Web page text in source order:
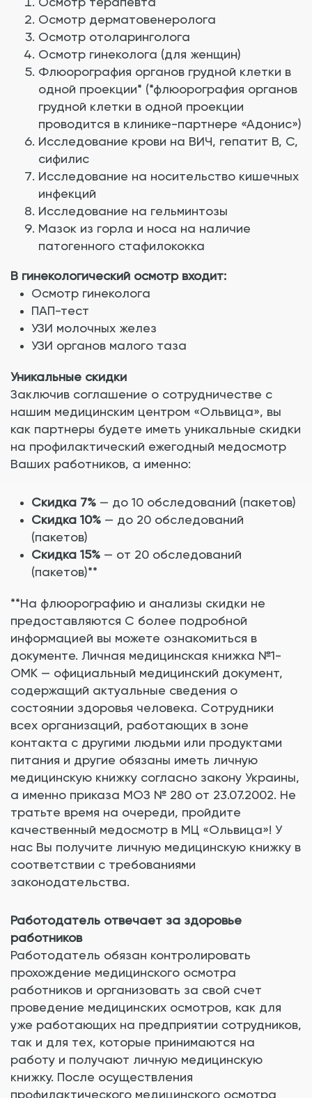
Осмотр терапевта
Осмотр дерматовенеролога
Осмотр отоларинголога
Осмотр гинеколога (для женщин)
Флюорография органов грудной клетки в
одной проекции* (*флюорография органов
грудной клетки в одной проекции
проводится в клинике-партнере «Адонис»)
Исследование крови на ВИЧ, гепатит B, C,
сифилис
Исследование на носительство кишечных
инфекций
Исследование на гельминтозы
Мазок из горла и носа на наличие
патогенного стафилококка
В гинекологический осмотр входит:
Осмотр гинеколога
ПАП-тест
УЗИ молочных желез
УЗИ органов малого таза
Уникальные скидки
Заключив соглашение о сотрудничестве с
нашим медицинским центром «Ольвица», вы
как партнеры будете иметь уникальные скидки
на профилактический ежегодный медосмотр
Ваших работников, а именно:
Скидка 7% — до 10 обследований (пакетов)
Скидка 10% — до 20 обследований
(пакетов)
Скидка 15% — от 20 обследований
(пакетов)**
**На флюорографию и анализы скидки не
предоставляются С более подробной
информацией вы можете ознакомиться в
документе. Личная медицинская книжка №1-
ОМК — официальный медицинский документ,
содержащий актуальные сведения о
состоянии здоровья человека. Сотрудники
всех организаций, работающих в зоне
контакта с другими людьми или продуктами
питания и другие обязаны иметь личную
медицинскую книжку согласно закону Украины,
а именно приказа МОЗ № 280 от 23.07.2002. Не
тратьте время на очереди, пройдите
качественный медосмотр в МЦ «Ольвица»! У
нас Вы получите личную медицинскую книжку в
соответствии с требованиями
законодательства.
Работодатель отвечает за здоровье
работников
Работодатель обязан контролировать
прохождение медицинского осмотра
работников и организовать за свой счет
проведение медицинских осмотров, как для
уже работающих на предприятии сотрудников,
так и для тех, которые принимаются на
работу и получают личную медицинскую
книжку. После осуществления
профилактического медицинского осмотра